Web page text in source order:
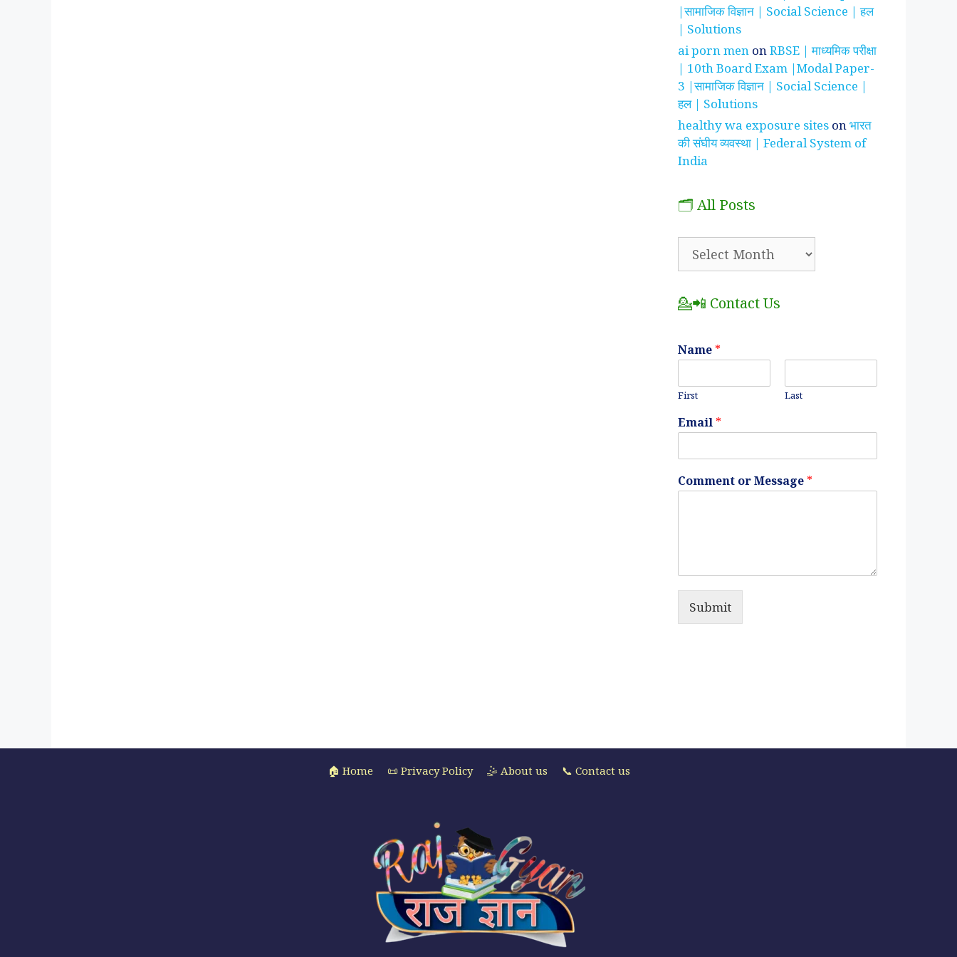
|सामाजिक विज्ञान | Social Science | हल
| Solutions
ai porn men onRBSE | माध्यमिक परीक्षा
| 10th Board Exam |Modal Paper-
3 |सामाजिक विज्ञान | Social Science |
हल | Solutions
healthy wa exposure sites onभारत
की संघीय व्यवस्था | Federal System of
India
🗂️ All Posts
💁📲 Contact Us
Name *
First Last
Email *
Comment or Message *
Submit
🏠 Home 📜 Privacy Policy 🤹 About us 📞 Contact us